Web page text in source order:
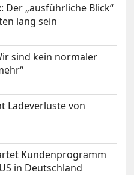
Der „ausführliche Blick“
lang sein
sind kein normaler
Ladeverluste von
Kundenprogramm
in Deutschland